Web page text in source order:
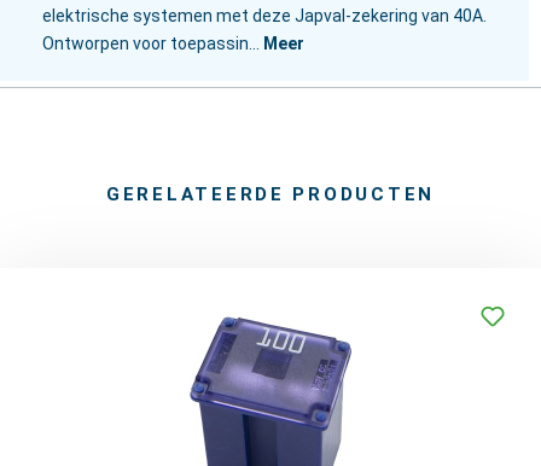
elektrische systemen met deze Japval-zekering van 40A.
Ontworpen voor toepassin… Meer
GERELATEERDE PRODUCTEN